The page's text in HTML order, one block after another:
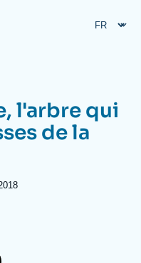
Orient
l'arbre qui
de la